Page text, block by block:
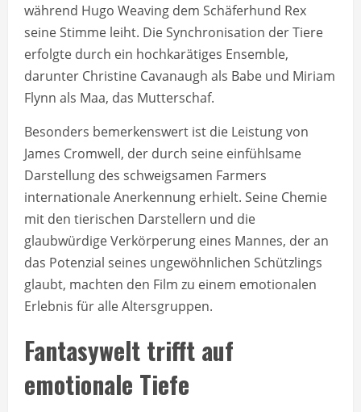
während Hugo Weaving dem Schäferhund Rex
seine Stimme leiht. Die Synchronisation der Tiere
erfolgte durch ein hochkarätiges Ensemble,
darunter Christine Cavanaugh als Babe und Miriam
Flynn als Maa, das Mutterschaf.
Besonders bemerkenswert ist die Leistung von
James Cromwell, der durch seine einfühlsame
Darstellung des schweigsamen Farmers
internationale Anerkennung erhielt. Seine Chemie
mit den tierischen Darstellern und die
glaubwürdige Verkörperung eines Mannes, der an
das Potenzial seines ungewöhnlichen Schützlings
glaubt, machten den Film zu einem emotionalen
Erlebnis für alle Altersgruppen.
Fantasywelt trifft auf
emotionale Tiefe